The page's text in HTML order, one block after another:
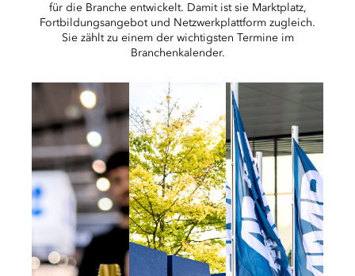
für die Branche entwickelt. Damit ist sie Marktplatz,
Fortbildungsangebot und Netzwerkplattform zugleich.
Sie zählt zu einem der wichtigsten Termine im
Branchenkalender.